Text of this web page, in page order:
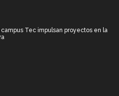
campus Tec impulsan proyectos en la